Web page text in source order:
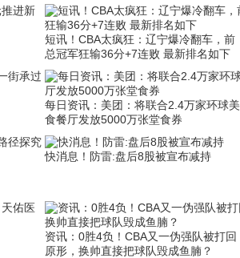
短讯！CBA太疯狂：辽宁爆冷翻车，前
总冠军狂输36分+7连败 最新排名如下
每日资讯：美团：将联合2.4万家环球美
食餐厅发放5000万张堂食券
快消息！防雷:盘后8股被宣布减持
资讯：0胜4负！CBA又一伪强队被打回
原形，换帅直接把球队毁成鱼腩？